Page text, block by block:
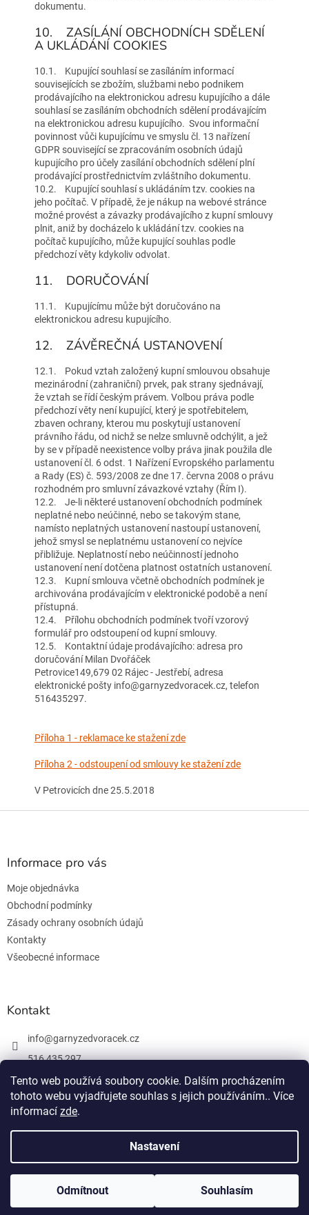
Tento web používá soubory cookie. Dalším procházením
tohoto webu vyjadřujete souhlas s jejich používáním.. Více
informací zde.
Nastavení
Odmítnout Souhlasím
dokumentu.
10. ZASÍLÁNÍ OBCHODNÍCH SDĚLENÍ
A UKLÁDÁNÍ COOKIES
10.1. Kupující souhlasí se zasíláním informací
souvisejících se zbožím, službami nebo podnikem
prodávajícího na elektronickou adresu kupujícího a dále
souhlasí se zasíláním obchodních sdělení prodávajícím
na elektronickou adresu kupujícího. Svou informační
povinnost vůči kupujícímu ve smyslu čl. 13 nařízení
GDPR související se zpracováním osobních údajů
kupujícího pro účely zasílání obchodních sdělení plní
prodávající prostřednictvím zvláštního dokumentu.
10.2. Kupující souhlasí s ukládáním tzv. cookies na
jeho počítač. V případě, že je nákup na webové stránce
možné provést a závazky prodávajícího z kupní smlouvy
plnit, aniž by docházelo k ukládání tzv. cookies na
počítač kupujícího, může kupující souhlas podle
předchozí věty kdykoliv odvolat.
11. DORUČOVÁNÍ
11.1. Kupujícímu může být doručováno na
elektronickou adresu kupujícího.
12. ZÁVĚREČNÁ USTANOVENÍ
12.1. Pokud vztah založený kupní smlouvou obsahuje
mezinárodní (zahraniční) prvek, pak strany sjednávají,
že vztah se řídí českým právem. Volbou práva podle
předchozí věty není kupující, který je spotřebitelem,
zbaven ochrany, kterou mu poskytují ustanovení
právního řádu, od nichž se nelze smluvně odchýlit, a jež
by se v případě neexistence volby práva jinak použila dle
ustanovení čl. 6 odst. 1 Nařízení Evropského parlamentu
a Rady (ES) č. 593/2008 ze dne 17. června 2008 o právu
rozhodném pro smluvní závazkové vztahy (Řím I).
12.2. Je-li některé ustanovení obchodních podmínek
neplatné nebo neúčinné, nebo se takovým stane,
namísto neplatných ustanovení nastoupí ustanovení,
jehož smysl se neplatnému ustanovení co nejvíce
přibližuje. Neplatností nebo neúčinností jednoho
ustanovení není dotčena platnost ostatních ustanovení.
12.3. Kupní smlouva včetně obchodních podmínek je
archivována prodávajícím v elektronické podobě a není
přístupná.
12.4. Přílohu obchodních podmínek tvoří vzorový
formulář pro odstoupení od kupní smlouvy.
12.5. Kontaktní údaje prodávajícího: adresa pro
doručování Milan Dvořáček
Petrovice149,679 02 Rájec - Jestřebí, adresa
elektronické pošty info@garnyzedvoracek.cz, telefon
516435297.
Příloha 1 - reklamace ke stažení zde
Příloha 2 - odstoupení od smlouvy ke stažení zde
V Petrovicích dne 25.5.2018
Z
Informace pro vás
Moje objednávka
Obchodní podmínky
Zásady ochrany osobních údajů
Kontakty
Všeobecné informace
Kontakt
info@garnyzedvoracek.cz
516 435 297
603 895 965
Facebook
Vytvořil Shoptet
Copyright 2026Garnýže Dvořáček . Všechna práva vyhrazena.